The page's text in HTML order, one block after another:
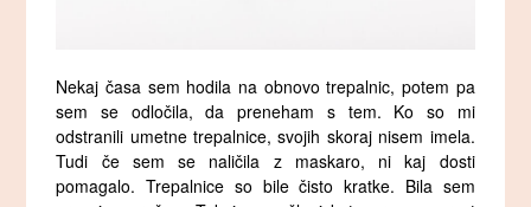
Nekaj časa sem hodila na obnovo trepalnic, potem pa
sem se odločila, da preneham s tem. Ko so mi
odstranili umetne trepalnice, svojih skoraj nisem imela.
Tudi če sem se naličila z maskaro, ni kaj dosti
pomagalo. Trepalnice so bile čisto kratke. Bila sem